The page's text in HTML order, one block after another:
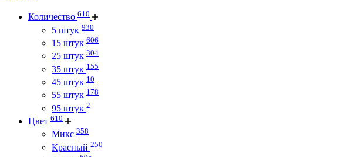
Количество 610
5 штук 930
15 штук 606
25 штук 304
35 штук 155
45 штук 10
55 штук 178
95 штук 2
Цвет 610
Микс 358
Красный 250